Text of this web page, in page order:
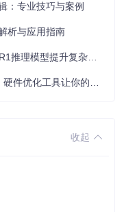
：专业技巧与案例
析与应用指南
收起